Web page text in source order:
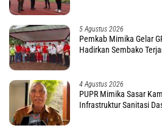
5 Agustus 2026
Pemkab Mimika Gelar
Hadirkan Sembako
4 Agustus 2026
PUPR Mimika Sasar
Infrastruktur Sanitasi